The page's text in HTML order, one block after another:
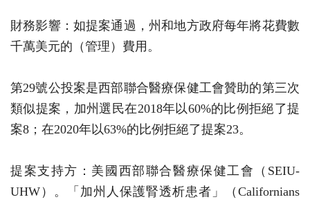
財務影響：如提案通過，州和地方政府每年將花費數
千萬美元的（管理）費用。
第29號公投案是西部聯合醫療保健工會贊助的第三次
類似提案，加州選民在2018年以60%的比例拒絕了提
案8；在2020年以63%的比例拒絕了提案23。
提案支持方：美國西部聯合醫療保健工會（SEIU-
UHW）。「加州人保護腎透析患者」（Californians